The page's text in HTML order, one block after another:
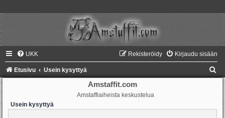
UKK Kirjaudu sisään
Rekisteröidy
Etusivu Usein kysyttyä
Amstaffit.com
Amstaffiaiheista keskustelua
Usein kysyttyä